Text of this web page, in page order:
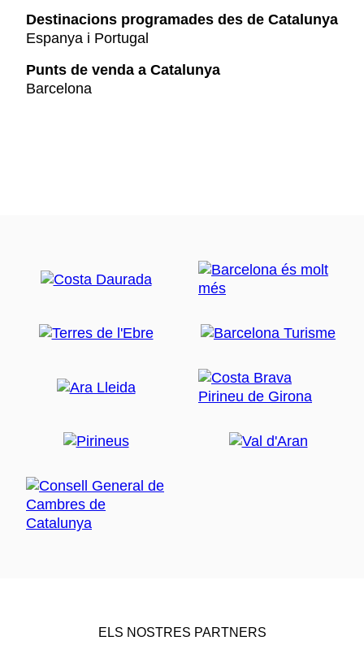
Destinacions programades des de Catalunya
Espanya i Portugal
Punts de venda a Catalunya
Barcelona
ELS NOSTRES PARTNERS